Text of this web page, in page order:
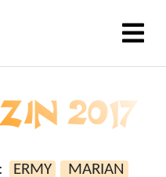
2017
ERMY MARIAN